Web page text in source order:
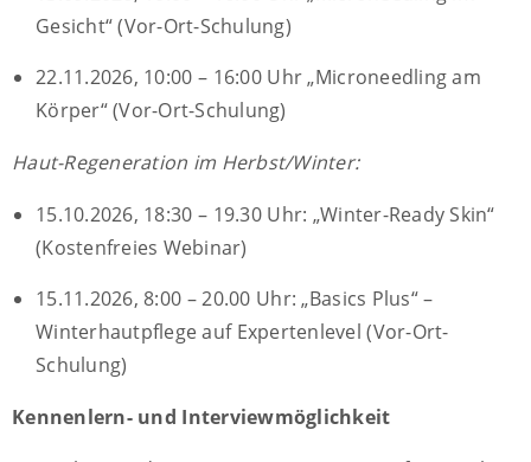
Gesicht“ (Vor-Ort-Schulung)
22.11.2026, 10:00 – 16:00 Uhr „Microneedling am
Körper“ (Vor-Ort-Schulung)
Haut-Regeneration im Herbst/Winter:
15.10.2026, 18:30 – 19.30 Uhr: „Winter-Ready Skin“
(Kostenfreies Webinar)
15.11.2026, 8:00 – 20.00 Uhr: „Basics Plus“ –
Winterhautpflege auf Expertenlevel (Vor-Ort-
Schulung)
Kennenlern- und Interviewmöglichkeit